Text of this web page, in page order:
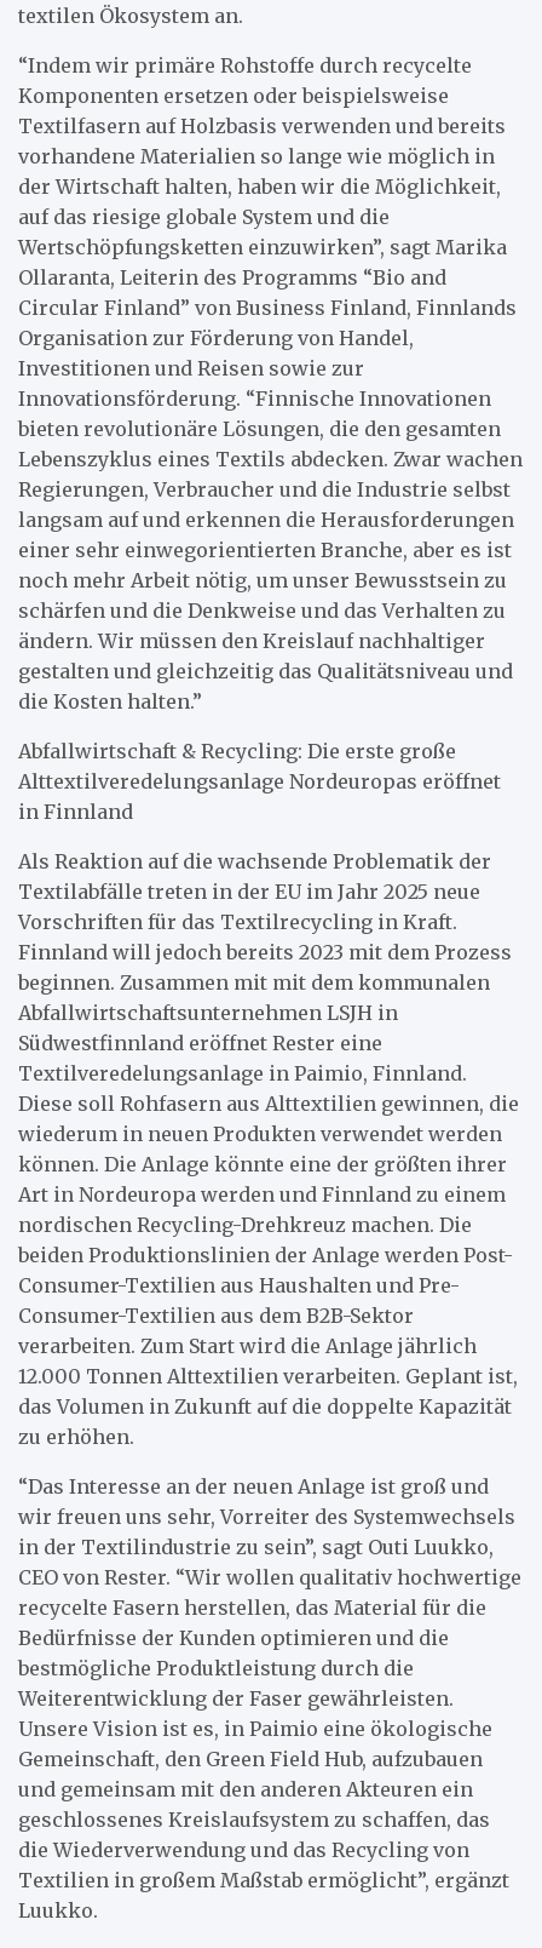
textilen Ökosystem an.
“Indem wir primäre Rohstoffe durch recycelte
Komponenten ersetzen oder beispielsweise
Textilfasern auf Holzbasis verwenden und bereits
vorhandene Materialien so lange wie möglich in
der Wirtschaft halten, haben wir die Möglichkeit,
auf das riesige globale System und die
Wertschöpfungsketten einzuwirken”, sagt Marika
Ollaranta, Leiterin des Programms “Bio and
Circular Finland” von Business Finland, Finnlands
Organisation zur Förderung von Handel,
Investitionen und Reisen sowie zur
Innovationsförderung. “Finnische Innovationen
bieten revolutionäre Lösungen, die den gesamten
Lebenszyklus eines Textils abdecken. Zwar wachen
Regierungen, Verbraucher und die Industrie selbst
langsam auf und erkennen die Herausforderungen
einer sehr einwegorientierten Branche, aber es ist
noch mehr Arbeit nötig, um unser Bewusstsein zu
schärfen und die Denkweise und das Verhalten zu
ändern. Wir müssen den Kreislauf nachhaltiger
gestalten und gleichzeitig das Qualitätsniveau und
die Kosten halten.”
Abfallwirtschaft & Recycling: Die erste große
Alttextilveredelungsanlage Nordeuropas eröffnet
in Finnland
Als Reaktion auf die wachsende Problematik der
Textilabfälle treten in der EU im Jahr 2025 neue
Vorschriften für das Textilrecycling in Kraft.
Finnland will jedoch bereits 2023 mit dem Prozess
beginnen. Zusammen mit mit dem kommunalen
Abfallwirtschaftsunternehmen LSJH in
Südwestfinnland eröffnet Rester eine
Textilveredelungsanlage in Paimio, Finnland.
Diese soll Rohfasern aus Alttextilien gewinnen, die
wiederum in neuen Produkten verwendet werden
können. Die Anlage könnte eine der größten ihrer
Art in Nordeuropa werden und Finnland zu einem
nordischen Recycling-Drehkreuz machen. Die
beiden Produktionslinien der Anlage werden Post-
Consumer-Textilien aus Haushalten und Pre-
Consumer-Textilien aus dem B2B-Sektor
verarbeiten. Zum Start wird die Anlage jährlich
12.000 Tonnen Alttextilien verarbeiten. Geplant ist,
das Volumen in Zukunft auf die doppelte Kapazität
zu erhöhen.
“Das Interesse an der neuen Anlage ist groß und
wir freuen uns sehr, Vorreiter des Systemwechsels
in der Textilindustrie zu sein”, sagt Outi Luukko,
CEO von Rester. “Wir wollen qualitativ hochwertige
recycelte Fasern herstellen, das Material für die
Bedürfnisse der Kunden optimieren und die
bestmögliche Produktleistung durch die
Weiterentwicklung der Faser gewährleisten.
Unsere Vision ist es, in Paimio eine ökologische
Gemeinschaft, den Green Field Hub, aufzubauen
und gemeinsam mit den anderen Akteuren ein
geschlossenes Kreislaufsystem zu schaffen, das
die Wiederverwendung und das Recycling von
Textilien in großem Maßstab ermöglicht”, ergänzt
Luukko.